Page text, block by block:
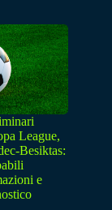
League,
Besiktas:
e